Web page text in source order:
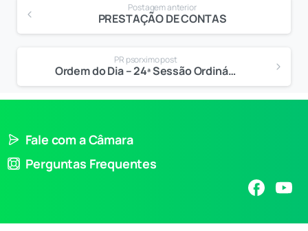
Postagem anterior
PRESTAÇÃO DE CONTAS
PR psorximo post
Ordem do Dia – 24ª Sessão Ordinária
Fale com a Câmara
Perguntas Frequentes